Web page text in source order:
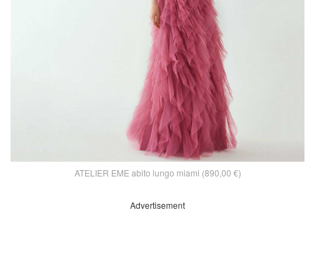
ATELIER EME abito lungo miami (890,00 €)
Advertisement